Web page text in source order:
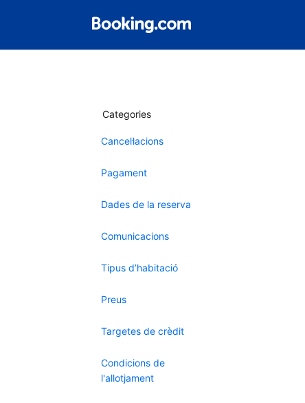
Categories
Cancel·lacions
Pagament
Dades de la reserva
Comunicacions
Tipus d’habitació
Preus
Targetes de crèdit
Condicions de
l'allotjament